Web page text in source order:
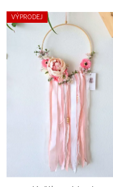
VÝPRODEJ